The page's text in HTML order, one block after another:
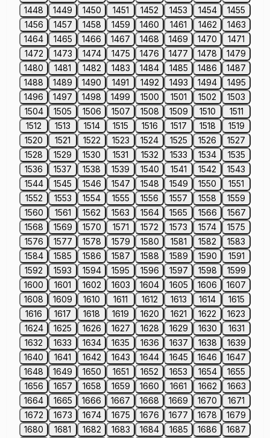
1448
1449 1450 1451 1452 1453 1454
1455
1456
1457 1458 1459 1460 1461 1462
1463
1464
1465 1466 1467 1468 1469 1470
1471
1472
1473 1474 1475 1476 1477 1478
1479
1480
1481 1482 1483 1484 1485 1486
1487
1488
1489 1490 1491 1492 1493 1494
1495
1496
1497 1498 1499 1500 1501 1502
1503
1504
1505 1506 1507 1508 1509 1510
1511
1512
1513 1514 1515 1516 1517 1518
1519
1520
1521 1522 1523 1524 1525 1526
1527
1528
1529 1530 1531 1532 1533 1534
1535
1536
1537 1538 1539 1540 1541 1542
1543
1544
1545 1546 1547 1548 1549 1550
1551
1552
1553 1554 1555 1556 1557 1558
1559
1560
1561 1562 1563 1564 1565 1566
1567
1568
1569 1570 1571 1572 1573 1574
1575
1576
1577 1578 1579 1580 1581 1582
1583
1584
1585 1586 1587 1588 1589 1590
1591
1592
1593 1594 1595 1596 1597 1598
1599
1600
1601 1602 1603 1604 1605 1606
1607
1608
1609 1610 1611 1612 1613 1614
1615
1616
1617 1618 1619 1620 1621 1622
1623
1624
1625 1626 1627 1628 1629 1630
1631
1632
1633 1634 1635 1636 1637 1638
1639
1640
1641 1642 1643 1644 1645 1646
1647
1648
1649 1650 1651 1652 1653 1654
1655
1656
1657 1658 1659 1660 1661 1662
1663
1664
1665 1666 1667 1668 1669 1670
1671
1672
1673 1674 1675 1676 1677 1678
1679
1680
1681 1682 1683 1684 1685 1686
1687